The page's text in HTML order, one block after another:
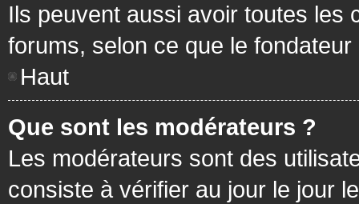
Ils peuvent aussi avoir toutes les
forums, selon ce que le
Haut
Que sont les modérateurs ?
Les modérateurs sont des
consiste à vérifier au jour le jour